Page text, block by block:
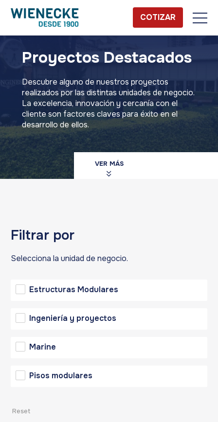
COTIZAR
Proyectos Destacados
Descubre alguno de nuestros proyectos
realizados por las distintas unidades de negocio.
La excelencia, innovación y cercanía con el
cliente son factores claves para éxito en el
desarrollo de ellos.
VER MÁS
Filtrar por
Selecciona la unidad de negocio.
Estructuras Modulares
Ingeniería y proyectos
Marine
Pisos modulares
Reset